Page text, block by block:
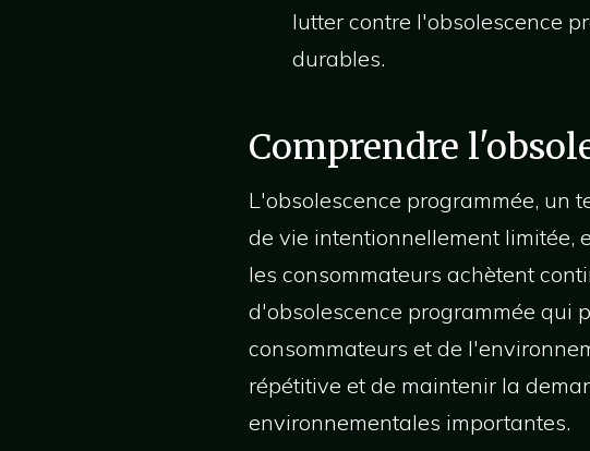
lutter contre l'obsolescence
durables.
Comprendre
L'obsolescence programmée, un
de vie intentionnellement limitée,
les consommateurs achètent
d'obsolescence programmée qui
consommateurs et de
répétitive et de maintenir la
environnementales importantes.